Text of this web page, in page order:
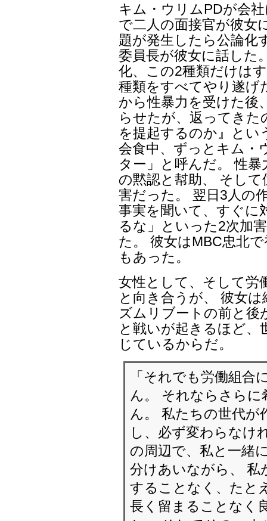
キム・ウリムPDが会
で二人の面接官が彼女
題が発生したら公論化
委員長が彼女に話した
化、この2種類だけは
種類をすべてやり遂げ
から性暴力を受けた後
らせたが、返ってき
を提起するのか』とい
会食中、ずっとキム・
ター」と呼んだ。 性
の黙認と幇助、 そし
害だった。 翌日3人の
事実を聞いて、すぐに
るな」といった2次加
た。 彼女はMBC忠北
もあった。
女性として、そして労
と向き合うが、 彼女
ズムリブートの前と後
と戦いが起きるほど
じているからだ。
「それでも労働組合
ん。 それならさら
ん。 私たちの世代が
し、必ず変わらなけ
の周辺で、私と一緒
分けあいながら、
することなく、たと
長く留まることなく